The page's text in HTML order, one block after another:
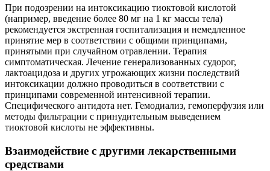
При подозрении на интоксикацию тиоктовой кислотой
(например, введение более 80 мг на 1 кг массы тела)
рекомендуется экстренная госпитализация и немедленное
принятие мер в соответствии с общими принципами,
принятыми при случайном отравлении. Терапия
симптоматическая. Лечение генерализованных судорог,
лактоацидоза и других угрожающих жизни последствий
интоксикации должно проводиться в соответствии с
принципами современной интенсивной терапии.
Специфического антидота нет. Гемодиализ, гемоперфузия или
методы фильтрации с принудительным выведением
тиоктовой кислоты не эффективны.
Взаимодействие с другими лекарственными
средствами